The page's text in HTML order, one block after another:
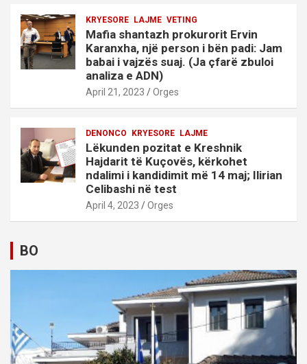
KRYESORE LAJME VETING
Mafia shantazh prokurorit Ervin
Karanxha, një person i bën padi: Jam
babai i vajzës suaj. (Ja çfarë zbuloi
analiza e ADN)
April 21, 2023 Orges
DENONCO KRYESORE LAJME
Lëkunden pozitat e Kreshnik
Hajdarit të Kuçovës, kërkohet
ndalimi i kandidimit më 14 maj; Ilirian
Celibashi në test
April 4, 2023 Orges
BO